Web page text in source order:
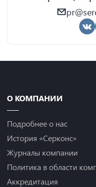
О КОМПАНИИ
Подробнее о нас
История «Серконс»
Журналы компании
Политика в области
Аккредитация